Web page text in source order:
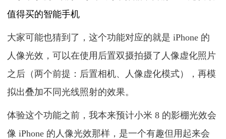
大家可能也猜到了，这个功能对应的就是 iPhone 的
人像光效，可以在使用后置双摄拍摄了人像虚化照片
之后（两个前提：后置相机、人像虚化模式），再模
拟出叠加不同光线照射的效果。
体验这个功能之前，我本来预计小米 8 的影棚光效会
像 iPhone 的人像光效那样，是一个有趣但用起来会